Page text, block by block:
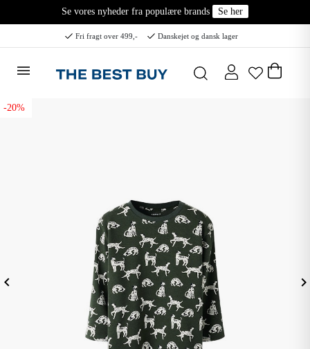
Se vores nyheder fra populære brands Se her
Fri fragt over 499,- Danskejet og dansk lager
-20%
Forrige